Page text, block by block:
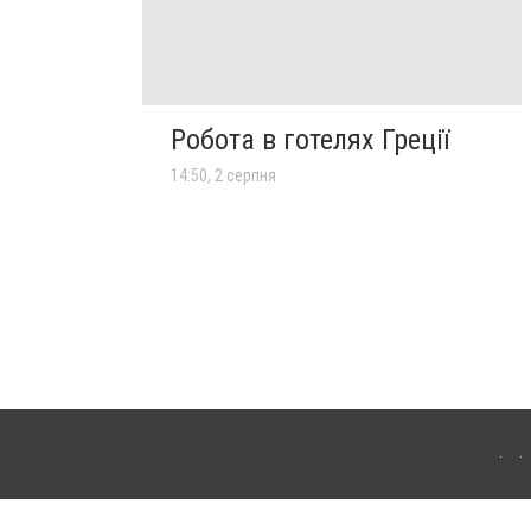
Робота в готелях Греції
14:50, 2 серпня